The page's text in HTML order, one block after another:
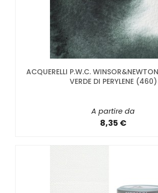
ACQUERELLI P.W.C.
VERDE DI PERYLENE (460)
A partire da
8,35 €